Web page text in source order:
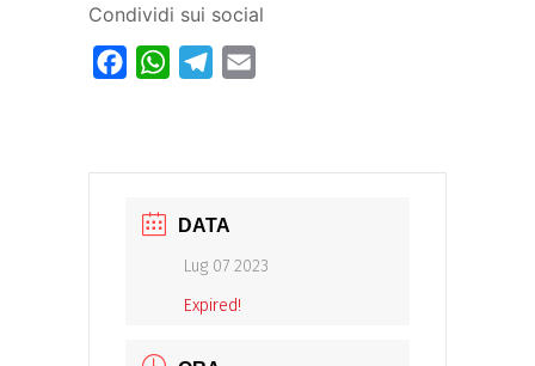
Condividi sui social
FacebookWhatsAppTelegram
DATA
Lug 07 2023
Expired!